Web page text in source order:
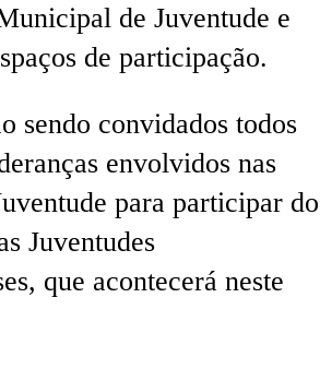
de Juventude e
de participação.
sendo convidados todos
envolvidos nas
para participar do
Juventudes
que acontecerá neste